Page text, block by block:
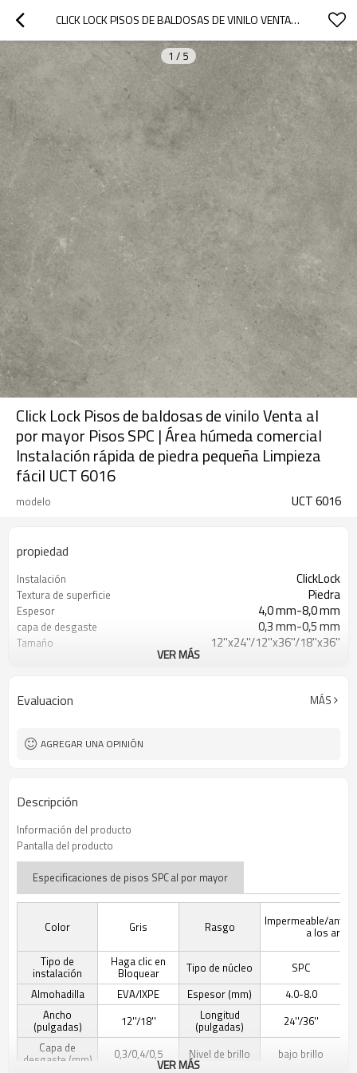
CLICK LOCK PISOS DE BALDOSAS DE VINILO VENTA AL POR MAYOR PISOS SPC | ÁREA HÚMEDA COMERCIAL INSTALACIÓN RÁPIDA DE PIEDRA PEQUEÑA LIMPIEZA FÁCIL UCT 6016
1 / 5
Click Lock Pisos de baldosas de vinilo Venta al
por mayor Pisos SPC | Área húmeda comercial
Instalación rápida de piedra pequeña Limpieza
fácil UCT 6016
modelo UCT 6016
propiedad
Instalación ClickLock
Textura de superficie Piedra
Espesor 4,0 mm-8,0 mm
capa de desgaste 0,3 mm-0,5 mm
Tamaño 12''x24''/12''x36''/18''x36''
a los arañazos
Formaldehído Libre
VER MÁS
Evaluacion MÁS
AGREGAR UNA OPINIÓN
Descripción
Información del producto
Pantalla del producto
Especificaciones de pisos SPC al por mayor
Color Gris Rasgo Impermeable/
a los
Tipo de
instalación
Haga clic en
Bloquear Tipo de núcleo
SPC
Almohadilla
EVA/IXPE Espesor (mm)
4.0-8.0
Ancho
(pulgadas) 12''/18'' Longitud
(pulgadas)
24''/36''
Capa de
desgaste (mm) 0,3/0,4/0,5 Nivel de brillo
bajo brillo
VER MÁS